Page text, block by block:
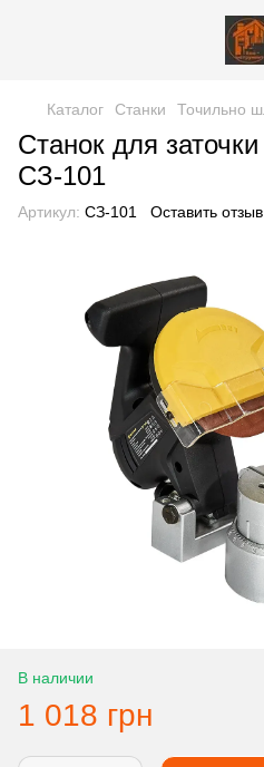
Каталог Станки Точильно
Станок для
СЗ-101
Артикул: СЗ-101 Оставить отзыв
В наличии
1 018 грн